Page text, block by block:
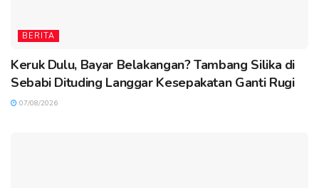
BERITA
Keruk Dulu, Bayar Belakangan? Tambang Silika di
Sebabi Dituding Langgar Kesepakatan Ganti Rugi
07/08/2026